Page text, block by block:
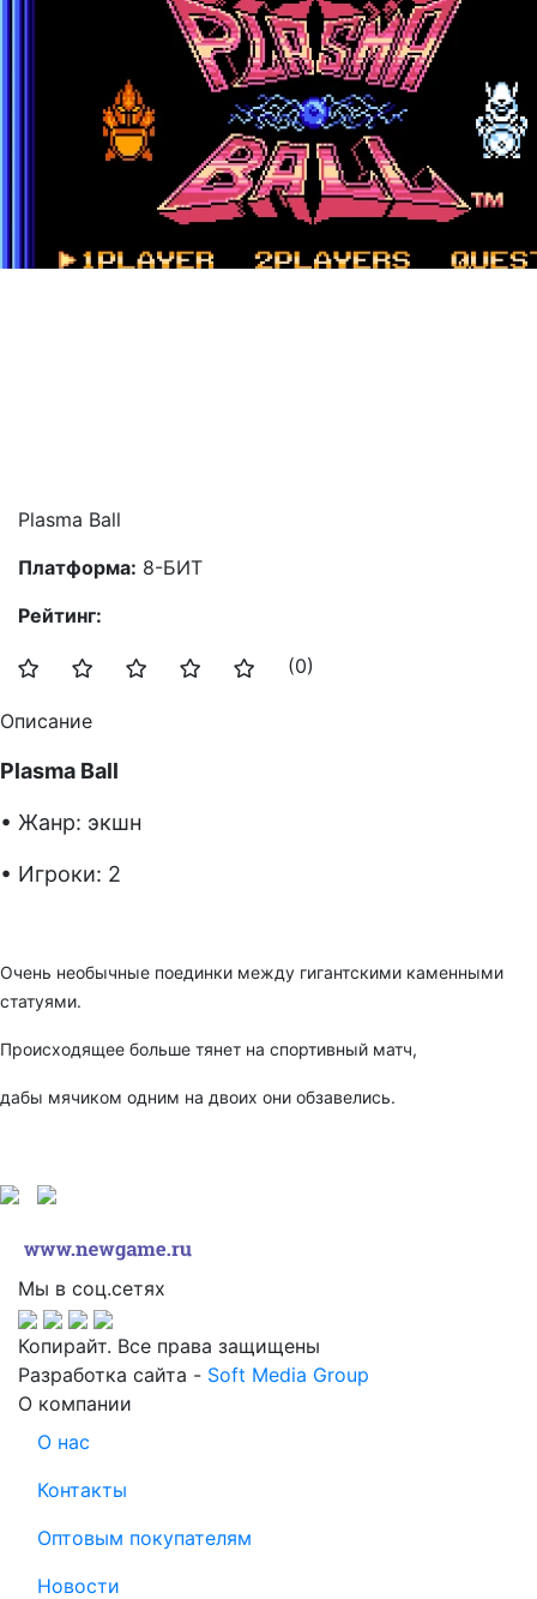
Plasma Ball
Платформа: 8-БИТ
Рейтинг:
(0)
Описание
Plasma Ball
• Жанр: экшн
• Игроки: 2
Очень необычные поединки между гигантскими каменными
статуями.
Происходящее больше тянет на спортивный матч,
дабы мячиком одним на двоих они обзавелись.
Мы в соц.сетях
Копирайт. Все права защищены
Разработка сайта - Soft Media Group
О компании
О нас
Контакты
Оптовым покупателям
Новости